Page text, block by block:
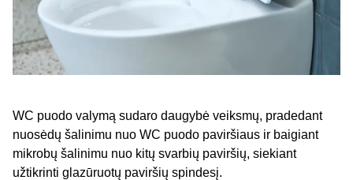
WC puodo valymą sudaro daugybė veiksmų, pradedant
nuosėdų šalinimu nuo WC puodo paviršiaus ir baigiant
mikrobų šalinimu nuo kitų svarbių paviršių, siekiant
užtikrinti glazūruotų paviršių spindesį.